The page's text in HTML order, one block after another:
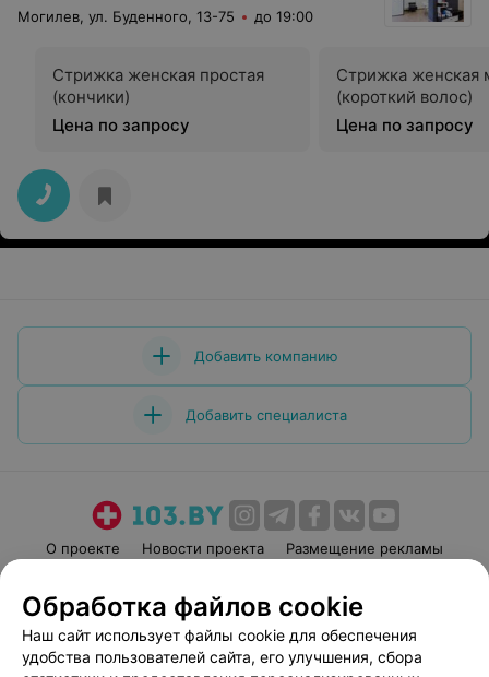
Могилев, ул. Буденного, 13-75 до 19:00
Стрижка женская простая
(кончики)
Цена по запросу
Стрижка женская
(короткий волос)
Цена по запросу
Добавить компанию
Добавить специалиста
О проекте Новости проекта
Размещение рекламы
Пользовательское соглашение
Способы оплаты
Вакансии
Партнеры
Написать руководителю 103.by
Обработка файлов cookie
Наш сайт использует файлы cookie для обеспечения
удобства пользователей сайта, его улучшения, сбора